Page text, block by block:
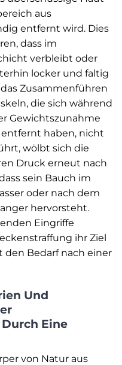
aus
entfernt wird. Dies
dass im
verbleibt oder
locker und faltig
Zusammenführen
die sich während
Gewichtszunahme
haben, nicht
wölbt sich die
Druck erneut nach
sein Bauch im
oder nach dem
hervorsteht.
Eingriffe
ihr Ziel
den Bedarf nach einer
Und
Eine
von Natur aus